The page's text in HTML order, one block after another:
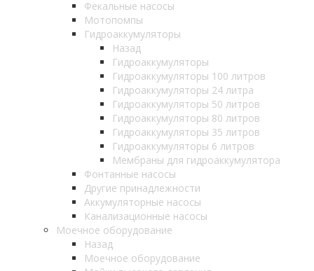
Фекальные насосы
Мотопомпы
Гидроаккумуляторы
Назад
Гидроаккумуляторы
Гидроаккумуляторы 100 литров
Гидроаккумуляторы 24 литра
Гидроаккумуляторы 50 литров
Гидроаккумуляторы 80 литров
Гидроаккумуляторы 35 литров
Гидроаккумуляторы 6 литров
Мембраны для гидроаккумулятора
Фонтанные насосы
Другие принадлежности
Аккумуляторные насосы
Канализационные насосы
Моечное оборудование
Назад
Моечное оборудование